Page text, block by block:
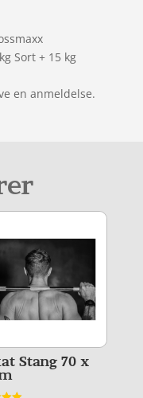
Sort + 15 kg
en anmeldelse.
Stang 70 x